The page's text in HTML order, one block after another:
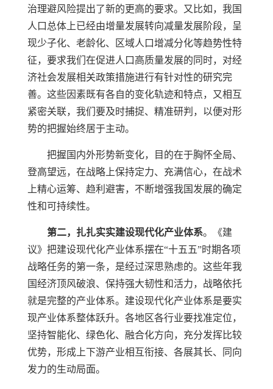
治理避风险提出了新的更高的要求。又比如，我国
人口总体上已经由增量发展转向减量发展阶段，呈
现少子化、老龄化、区域人口增减分化等趋势性特
征，要求我们在促进人口高质量发展的同时，对经
济社会发展相关政策措施进行有针对性的研究完
善。这些因素既有各自的变化轨迹和特点，又相互
紧密关联，我们要及时捕捉、精准研判，以便对形
势的把握始终居于主动。
把握国内外形势新变化，目的在于胸怀全局、
登高望远，在战略上保持定力、充满信心，在战术
上精心运筹、趋利避害，不断增强我国发展的确定
性和可持续性。
第二，扎扎实实建设现代化产业体系。《建
议》把建设现代化产业体系摆在“十五五”时期各项
战略任务的第一条，是经过深思熟虑的。这些年我
国经济顶风破浪、保持强大韧性和活力，战略依托
就是完整的产业体系。建设现代化产业体系是要实
现产业体系整体跃升。各地区各行业要找准定位，
坚持智能化、绿色化、融合化方向，充分发挥比较
优势，形成上下游产业相互衔接、各展其长、同向
发力的生动局面。